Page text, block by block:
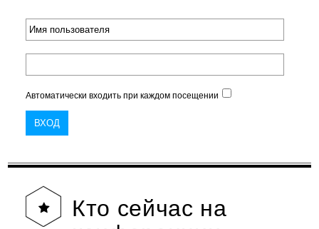
Автоматически входить при каждом посещении
Кто сейчас на